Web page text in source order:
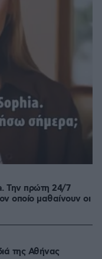
Την πρώτη 24/7
οποίο μαθαίνουν οι
της Αθήνας